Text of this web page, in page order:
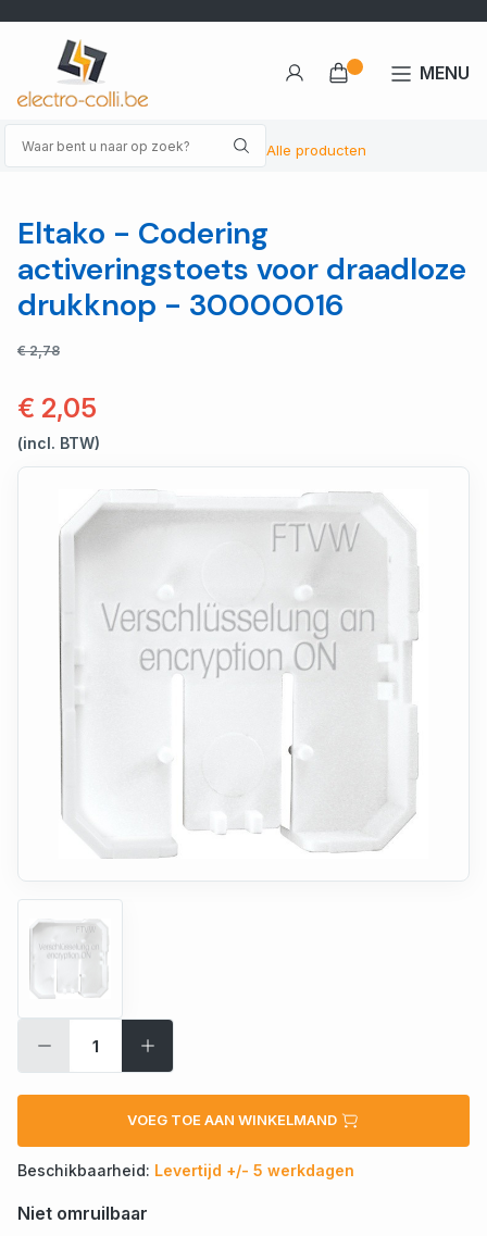
Alle producten
MENU
Eltako - Codering
activeringstoets voor draadloze
drukknop - 30000016
€ 2,78
€ 2,05
(incl. BTW)
VOEG TOE AAN WINKELMAND
Beschikbaarheid: Levertijd +/- 5 werkdagen
Niet omruilbaar